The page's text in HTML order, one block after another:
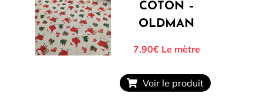
COTON –
OLDMAN
7.90€Le mètre
Voir le produit